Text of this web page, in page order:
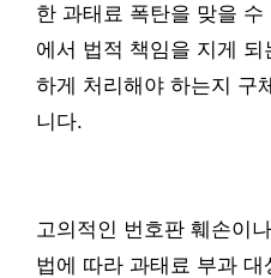
한 과태료 폭탄을 맞을
에서 법적 책임을 지게
하게 처리해야 하는지 구
니다.
고의적인 번호판 훼손이
법에 따라 과태료 부과